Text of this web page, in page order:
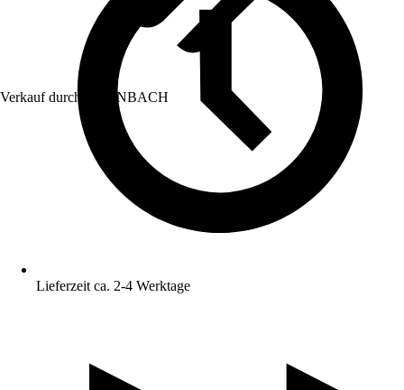
Verkauf durch: HORNBACH
Lieferzeit ca. 2-4 Werktage